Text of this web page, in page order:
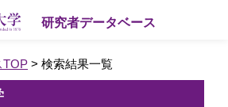
研究者データベース
TOP > 検索結果一覧